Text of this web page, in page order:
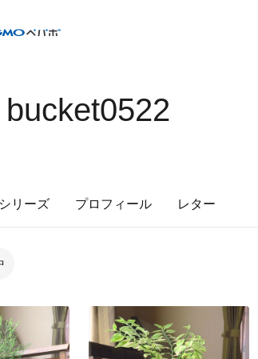
bucket0522
シリーズ プロフィール レター